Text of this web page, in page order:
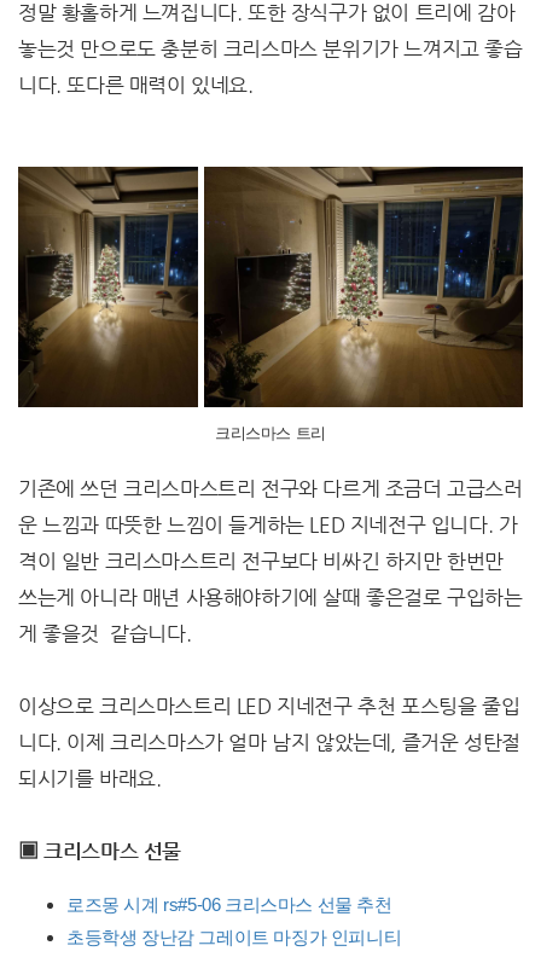
정말 황홀하게 느껴집니다. 또한 장식구가 없이 트리에 감아
놓는것 만으로도 충분히 크리스마스 분위기가 느껴지고 좋습
니다. 또다른 매력이 있네요.
크리스마스 트리
기존에 쓰던 크리스마스트리 전구와 다르게 조금더 고급스러
운 느낌과 따뜻한 느낌이 들게하는 LED 지네전구 입니다. 가
격이 일반 크리스마스트리 전구보다 비싸긴 하지만 한번만
쓰는게 아니라 매년 사용해야하기에 살때 좋은걸로 구입하는
게 좋을것 같습니다.
이상으로 크리스마스트리 LED 지네전구 추천 포스팅을 줄입
니다. 이제 크리스마스가 얼마 남지 않았는데, 즐거운 성탄절
되시기를 바래요.
▣ 크리스마스 선물
로즈몽 시계 rs#5-06 크리스마스 선물 추천
초등학생 장난감 그레이트 마징가 인피니티